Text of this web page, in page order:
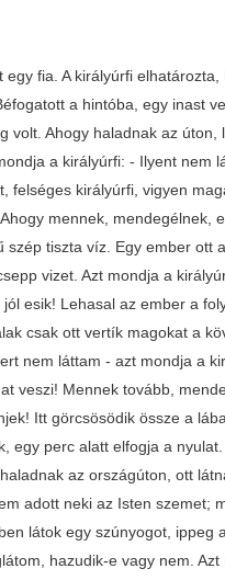
vizet az ű korsójábúl, s megindul hazafelé, mint a sárkány. Azt mondja a vak ember benn: - Igen sokáig űl a vízzel, mi lehet? - azt mondja - Kimenek már, hogy lássam, nem jű már. Kimegy a vak ember, s látja, hogy a lúkoponya a feje alatt, s aluszik nyugodtan. - Hocitek csak a puskát! Lű egyet, s kilüvi a lúkoponyát a feje alul. Felretten az ember, s látja, hogy az edínye üres, s bonya nincs sohunn. Eszire veszi, hogy csak most van ű becsapva. Lerúgja a malomkövet a lábárúl, egy szempillantás alatt a csorgónál van. Hármat ugrik hazafelé, elírte a vín boszorkányt a városvígen. Jól s . . . be rugdosta, s otthagyta. Egy perc alatt otthun volt a vízzel. Bévitte a királyúrfi a királynak, hogy mosdjík. - Na - azt mondja -, most megnyertítek, de még két próba van hátra. Este, mikor elmegy a királyúrfi a poroncsra, azt mondja a király: - Na, te királyúrfi, az íjjelre kaptok huszonnígy ökröt megsütve, huszonnígy kemence kenyeret megsütve, huszonnígy hordó bort. Ha ezeket reggelre meg nem eszitek mind, hogy egy falat se maradjon, akkor karóba huzatom a fejeteket. Elmenyen a királyúrfi, s megmondja az embereinek. Azt mondja, aki a sok vizet megitta: - Tám egyszer eszem én is, hogy megelígedhetem, de az se lesz sok biztosonn. Bészállítja a király egy nagy terembe a huszonnígy ökröt megsűlve, a huszonnígy kemence kenyeret szintén és a huszonnígy hordó bort. Ûk szépen bésétáltak, s nekifognak eddegélni nagy búsan. Azt mondja a nagyivó ember: - Egyenek, me hajnalfelé éhesek lesznek! Egyenek, még van mit! Ettek űk, de az meg se tetszett. A jó evő pedig csak huszonnígyet falt a huszonnígy ökörbűl, szintén annyit a kenyerekbűl. A hordóknak beütte a fenekit, huszonnígy pohárral volt csak neki. Az igazán nem sok egy hosszú éjszakára. Reggelfelé mentek bé a Veres királyék. Azt mondja a jó evő: - Itt ölik meg az embert éhel. Hát ez valami? Hát ez semmi. Megszígyelli magát a Veres király. "Várjatok csak!" - gondolja magában. - A harmadik próba pedig az lesz - azt mondja a Veres király - , benn lesztek egy szobában. A szoba annyira fel lesz melegítve, hogy ha kibírjátok, s nem haltok meg, tiétek lesz a lányom. Ha meghaltok, gödörbe hányunk, s földet húzatunk rátok - azt mondja a király. De istenem, milyen volt az a